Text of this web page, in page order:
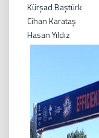
Kürşad Baştürk
Cihan Karataş
Hasan Yıldız